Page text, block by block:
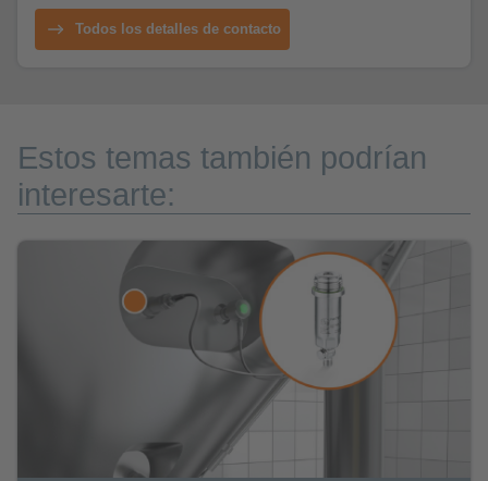
Todos los detalles de contacto
Estos temas también podrían
interesarte: